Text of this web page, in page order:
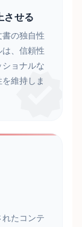
させる
の独自性
、信頼性
ョナルな
維持しま
たコンテ